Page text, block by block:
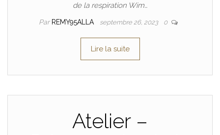
de la respiration Wim…
Par REMY95ALLA septembre 26, 2023 0
Lire la suite
Atelier –